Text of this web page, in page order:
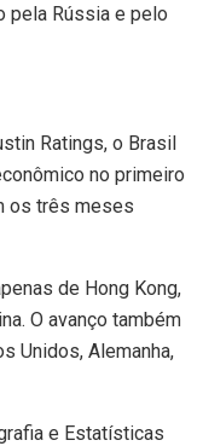
pela Rússia e pelo
Ratings, o Brasil
no primeiro
os três meses
de Hong Kong,
O avanço também
Unidos, Alemanha,
e Estatísticas